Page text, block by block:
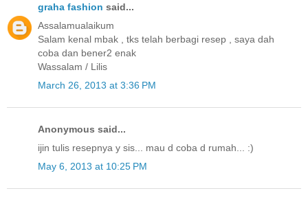
graha fashion said...
Assalamualaikum
Salam kenal mbak , tks telah berbagi resep , saya dah
coba dan bener2 enak
Wassalam / Lilis
March 26, 2013 at 3:36 PM
Anonymous said...
ijin tulis resepnya y sis... mau d coba d rumah... :)
May 6, 2013 at 10:25 PM